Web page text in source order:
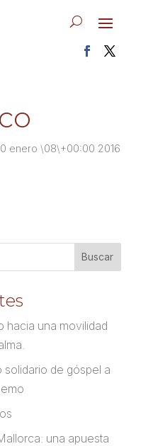
enero \08\+00:00 2016
hacia una movilidad
de góspel a
una apuesta